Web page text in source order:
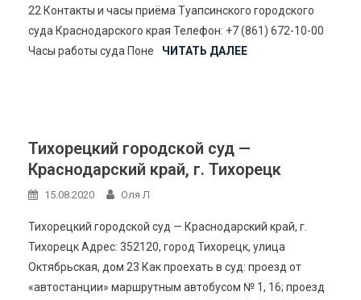
22 Контакты и часы приёма Туапсинского городского
суда Краснодарского края Телефон: +7 (861) 672-10-00
Часы работы суда Поне
ЧИТАТЬ ДАЛЕЕ
Тихорецкий городской суд —
Краснодарский край, г. Тихорецк
15.08.2020 Оля Л
Тихорецкий городской суд — Краснодарский край, г.
Тихорецк Адрес: 352120, город Тихорецк, улица
Октябрьская, дом 23 Как проехать в суд: проезд от
«автостанции» маршрутным автобусом № 1, 16; проезд